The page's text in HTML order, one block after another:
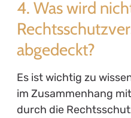
4. Was wird
abgedeckt?
Es ist wichtig zu
im Zusammenhang
durch die